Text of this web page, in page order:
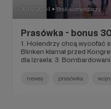
30.09.2024 ● Brak komentarzy
Prasówka - bonus
1. Holendrzy chcą wycofać
Blinken kłamał przed
dla Izraela: 3.
spokój?”: 6. X ugina się
Najwyższego: 7.
newsy prasówka